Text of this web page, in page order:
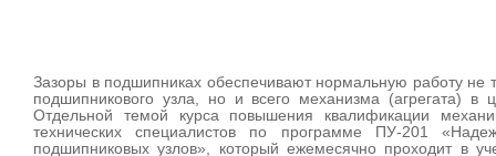
Зазоры в подшипниках обеспечивают нормальную работу не
подшипникового узла, но и всего механизма (агрегата) в
Отдельной темой курса повышения квалификации
технических специалистов по программе ПУ-201
подшипниковых узлов», который ежемесячно проходит в